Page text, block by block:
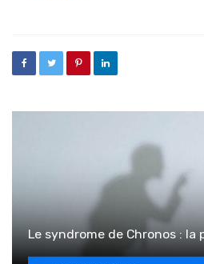
Le syndrome de Chronos : la